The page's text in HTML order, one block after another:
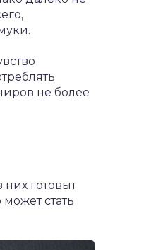
не более
них готовыт
стать